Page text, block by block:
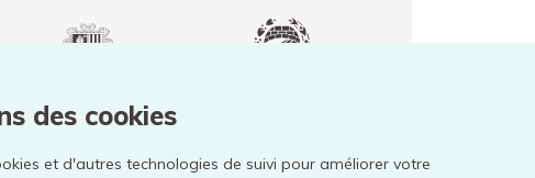
des cookies
et d'autres technologies de suivi pour améliorer votre